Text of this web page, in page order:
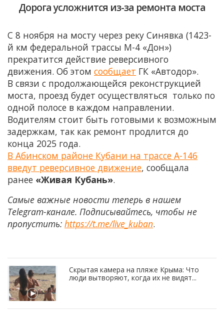
Дорога усложнится из-за ремонта моста
С 8 ноября на мосту через реку Синявка (1423-
й км федеральной трассы М-4 «Дон»)
прекратится действие реверсивного
движения. Об этом сообщает ГК «Автодор».
В связи с продолжающейся реконструкцией
моста, проезд будет осуществляться только по
одной полосе в каждом направлении.
Водителям стоит быть готовыми к возможным
задержкам, так как ремонт продлится до
конца 2025 года.
В Абинском районе Кубани на трассе А-146
введут реверсивное движение, сообщала
ранее «Живая Кубань».
Самые важные новости теперь в нашем
Telegram-канале. Подписывайтесь, чтобы не
пропустить: https://t.me/live_kuban.
Скрытая камера на пляже Крыма: Что
люди вытворяют, когда их не видят...